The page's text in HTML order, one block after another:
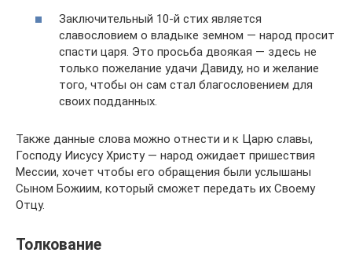
Заключительный 10-й стих является
славословием о владыке земном — народ просит
спасти царя. Это просьба двоякая — здесь не
только пожелание удачи Давиду, но и желание
того, чтобы он сам стал благословением для
своих подданных.
Также данные слова можно отнести и к Царю славы,
Господу Иисусу Христу — народ ожидает пришествия
Мессии, хочет чтобы его обращения были услышаны
Сыном Божиим, который сможет передать их Своему
Отцу.
Толкование